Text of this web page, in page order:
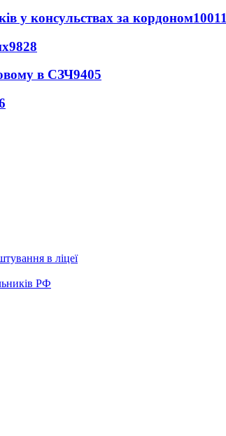
у консульствах за кордоном10011
9828
в СЗЧ9405
в ліцеї
РФ